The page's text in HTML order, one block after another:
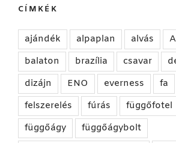
CÍMKÉK
ajándék alpaplan alvás
balaton
brazília csavar
dizájn
ENO everness fa
felszerelés
fúrás függőfotel
függőágy
függőágybolt